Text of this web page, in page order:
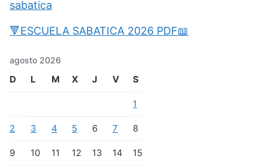
sabatica
🔻ESCUELA SABATICA 2026 PDF📖
agosto 2026
D L M X J V S
1
2 3 4 5 6 7 8
9 10 11 12 13 14 15